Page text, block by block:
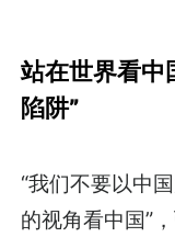
站在世界看中
陷阱”
“我们不要以中
的视角看中国”